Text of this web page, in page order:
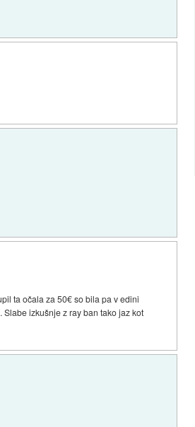
ta očala za 50€ so bila pa v edini
izkušnje z ray ban tako jaz kot